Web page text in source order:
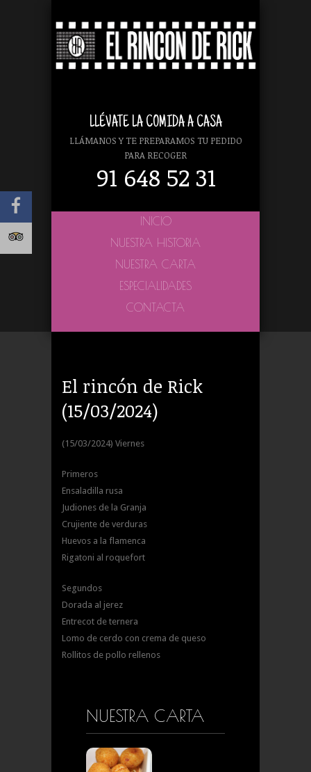
LLÉVATE LA COMIDA A CASA
LLÁMANOS Y TE PREPARAMOS TU PEDIDO
PARA RECOGER
91 648 52 31
INICIO
NUESTRA HISTORIA
NUESTRA CARTA
ESPECIALIDADES
CONTACTA
El rincón de Rick
(15/03/2024)
(15/03/2024) Viernes
Primeros
Ensaladilla rusa
Judiones de la Granja
Crujiente de verduras
Huevos a la flamenca
Rigatoni al roquefort
Segundos
Dorada al jerez
Entrecot de ternera
Lomo de cerdo con crema de queso
Rollitos de pollo rellenos
NUESTRA CARTA